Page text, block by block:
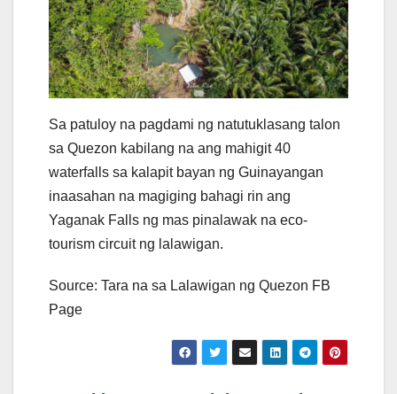
Sa patuloy na pagdami ng natutuklasang talon
sa Quezon kabilang na ang mahigit 40
waterfalls sa kalapit bayan ng Guinayangan
inaasahan na magiging bahagi rin ang
Yaganak Falls ng mas pinalawak na eco-
tourism circuit ng lalawigan.
Source: Tara na sa Lalawigan ng Quezon FB
Page